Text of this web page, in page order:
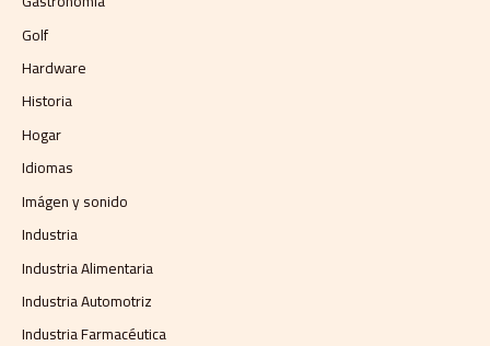
Golf
Hardware
Historia
Hogar
Idiomas
Imágen y sonido
Industria
Industria Alimentaria
Industria Automotriz
Industria Farmacéutica